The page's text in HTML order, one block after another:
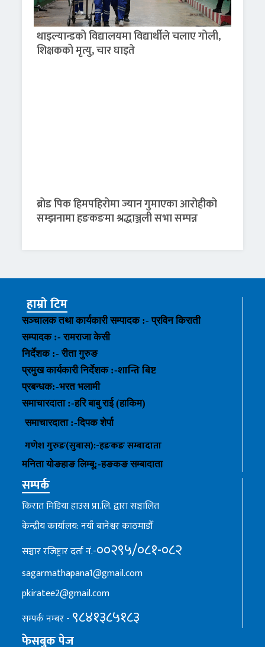
थाइल्यान्डको विद्यालयमा विद्यार्थीले चलाए गोली,
शिक्षकको मृत्यु, चार घाइते
ब्रोड पिक हिमपहिरोमा ज्यान गुमाएका आरोहीको
सम्झनामा हङकङमा श्रद्धाञ्जली सभा सम्पन्न
हाम्रो टिम
सञ्चालक तथा कार्यकारी सम्पादक :- प्रविन किराती
सम्पादक :- रामराजा केसी
निर्देशक :- रीता गुरुङ
प्रमुख कार्यकारी निर्देशक :-शान्ति बिष्ट
प्रबन्धक:-भरत भलामी
समाचारदाता :-हरि बाबु राई (हाकिम)
समाचारदाता :-दिपक शेर्पा
गणेश गुरुङ(सुबास):-हङकङसम्बादाता
मनिता योङहाङलिम्बू:-हङकङ सम्बादाता
सम्पर्क
किरात मिडिया हाउस प्रा.लि. द्वारा सञ्चालित
केन्द्रीय कार्यालय: नयाँ बानेश्वर काठमाडौँ
सञ्चार रजिष्ट्रार दर्ता नं.-००२९५/०८१-०८२
sagarmathapana1@gmail.com
pkiratee2@gmail.com
सम्पर्क नम्बर - ९८४१३८५१८३
फेसबुक पेज